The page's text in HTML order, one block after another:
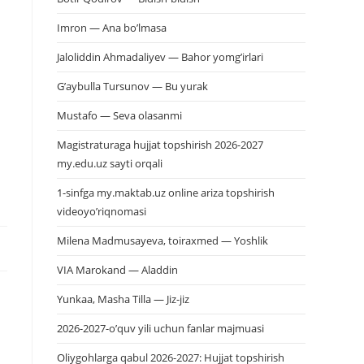
Imron — Ana bo’lmasa
Jaloliddin Ahmadaliyev — Bahor yomg’irlari
G’aybulla Tursunov — Bu yurak
Mustafo — Seva olasanmi
Magistraturaga hujjat topshirish 2026-2027
my.edu.uz sayti orqali
1-sinfga my.maktab.uz online ariza topshirish
videoyo’riqnomasi
Milena Madmusayeva, toiraxmed — Yoshlik
VIA Marokand — Aladdin
Yunkaa, Masha Tilla — Jiz-jiz
2026-2027-o’quv yili uchun fanlar majmuasi
Oliygohlarga qabul 2026-2027: Hujjat topshirish